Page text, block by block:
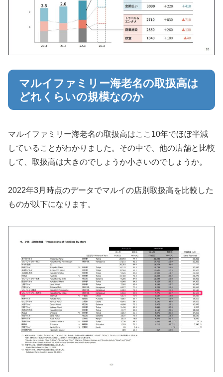
マルイファミリー海老名の取扱高は
どれくらいの規模なのか
マルイファミリー海老名の取扱高はここ10年でほぼ半減
していることがわかりました。その中で、他の店舗と比較
して、取扱高は大きのでしょうか小さいのでしょうか。
2022年3月時点のデータでマルイの店別取扱高を比較した
ものが以下になります。